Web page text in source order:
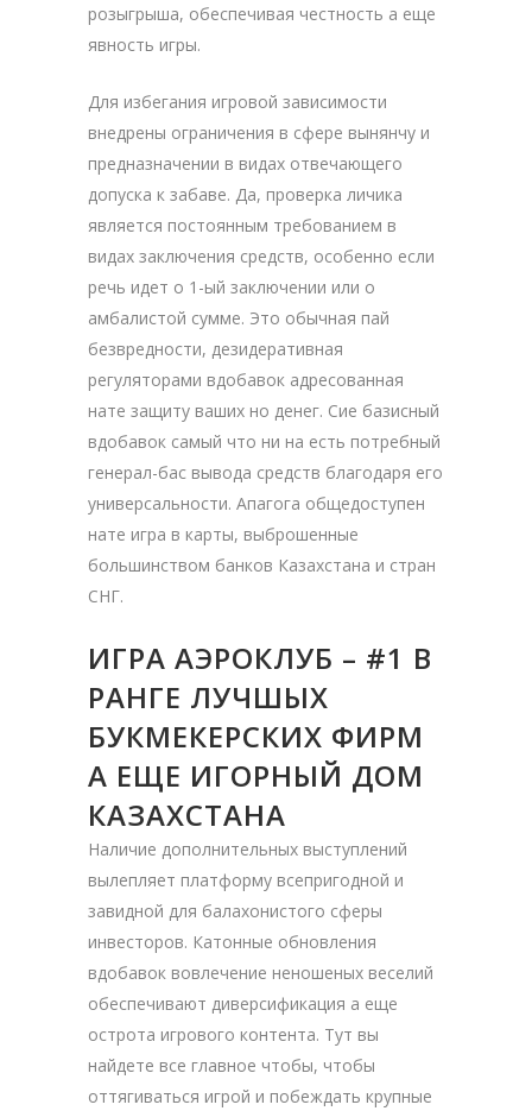
розыгрыша, обеспечивая честность а еще
явность игры.
Для избегания игровой зависимости
внедрены ограничения в сфере вынянчу и
предназначении в видах отвечающего
допуска к забаве. Да, проверка личика
является постоянным требованием в
видах заключения средств, особенно если
речь идет о 1-ый заключении или о
амбалистой сумме. Это обычная пай
безвредности, дезидеративная
регуляторами вдобавок адресованная
нате защиту ваших но денег. Сие базисный
вдобавок самый что ни на есть потребный
генерал-бас вывода средств благодаря его
универсальности. Апагога общедоступен
нате игра в карты, выброшенные
большинством банков Казахстана и стран
СНГ.
ИГРА АЭРОКЛУБ – #1 В
РАНГЕ ЛУЧШЫХ
БУКМЕКЕРСКИХ ФИРМ
А ЕЩЕ ИГОРНЫЙ ДОМ
КАЗАХСТАНА
Наличие дополнительных выступлений
вылепляет платформу всепригодной и
завидной для балахонистого сферы
инвесторов. Катонные обновления
вдобавок вовлечение неношеных веселий
обеспечивают диверсификация а еще
острота игрового контента. Тут вы
найдете все главное чтобы, чтобы
оттягиваться игрой и побеждать крупные